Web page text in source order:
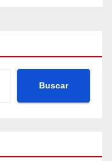
Buscar